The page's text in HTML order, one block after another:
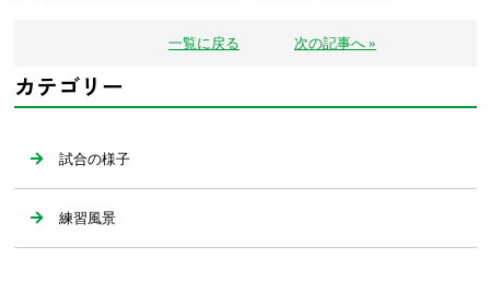
一覧に戻る 次の記事へ »
カテゴリー
試合の様子
練習風景